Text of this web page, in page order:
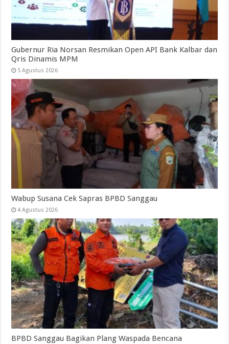
Gubernur Ria Norsan Resmikan Open API Bank Kalbar dan
Qris Dinamis MPM
5 Agustus 2026
Wabup Susana Cek Sapras BPBD Sanggau
4 Agustus 2026
BPBD Sanggau Bagikan Plang Waspada Bencana